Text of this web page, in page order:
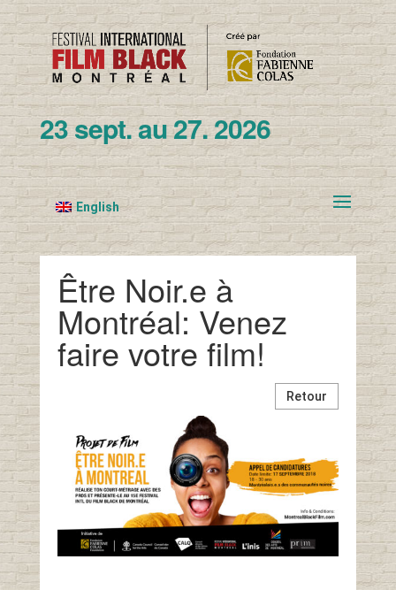
23 sept. au 27. 2026
English
Être Noir.e à
Montréal: Venez
faire votre film!
Retour